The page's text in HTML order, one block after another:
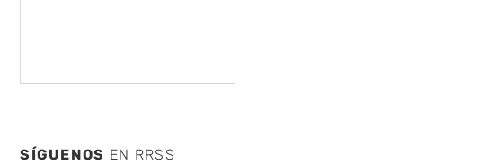
SÍGUENOS EN RRSS